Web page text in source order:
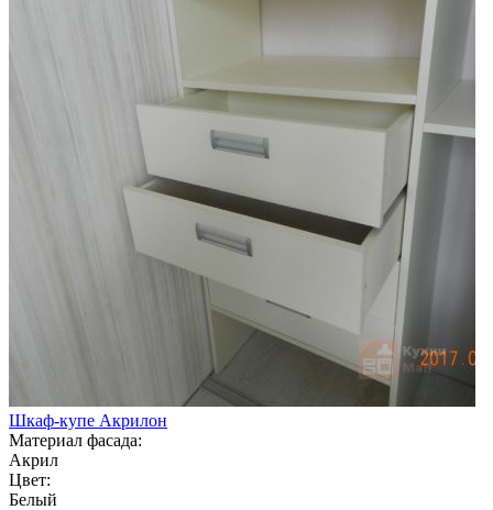
Шкаф-купе Акрилон
Материал фасада:
Акрил
Цвет:
Белый